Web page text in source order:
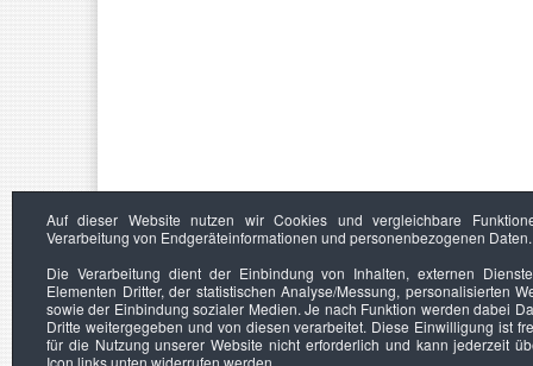
Auf dieser Website nutzen wir Cookies und vergleichbare
Verarbeitung von Endgeräteinformationen und personenbezogenen Daten.
Die Verarbeitung dient der Einbindung von Inhalten, externen
Elementen Dritter, der statistischen Analyse/Messung, personalisierten
sowie der Einbindung sozialer Medien. Je nach Funktion werden dabei
Dritte weitergegeben und von diesen verarbeitet. Diese Einwilligung ist
für die Nutzung unserer Website nicht erforderlich und kann jederzeit
Icon links unten widerrufen werden.